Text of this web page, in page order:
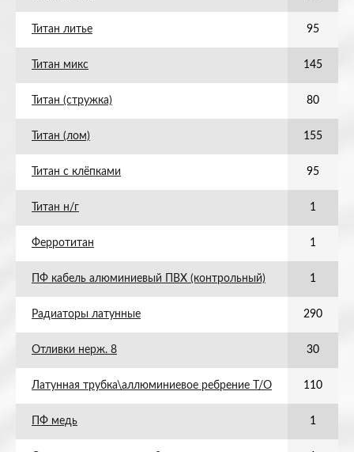
Титан литье 95
Титан микс 145
Титан (стружка) 80
Титан (лом) 155
Титан с клёпками 95
Титан н/г 1
Ферротитан 1
ПФ кабель алюминиевый ПВХ (контрольный) 1
Радиаторы латунные 290
Отливки нерж. 8 30
Латунная трубка\аллюминиевое ребрение Т/О 110
ПФ медь 1